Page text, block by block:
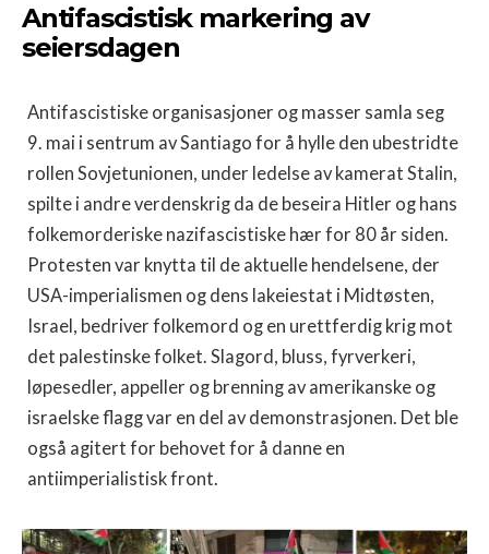
Antifascistisk markering av
seiersdagen
Antifascistiske organisasjoner og masser samla seg
9. mai i sentrum av Santiago for å hylle den ubestridte
rollen Sovjetunionen, under ledelse av kamerat Stalin,
spilte i andre verdenskrig da de beseira Hitler og hans
folkemorderiske nazifascistiske hær for 80 år siden.
Protesten var knytta til de aktuelle hendelsene, der
USA-imperialismen og dens lakeiestat i Midtøsten,
Israel, bedriver folkemord og en urettferdig krig mot
det palestinske folket. Slagord, bluss, fyrverkeri,
løpesedler, appeller og brenning av amerikanske og
israelske flagg var en del av demonstrasjonen. Det ble
også agitert for behovet for å danne en
antiimperialistisk front.